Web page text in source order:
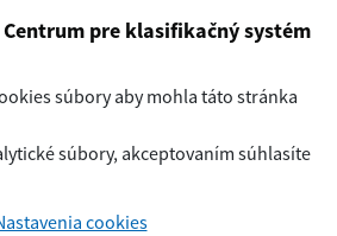
pre klasifikačný systém
súbory aby mohla táto stránka
súbory, akceptovaním súhlasíte
cookies